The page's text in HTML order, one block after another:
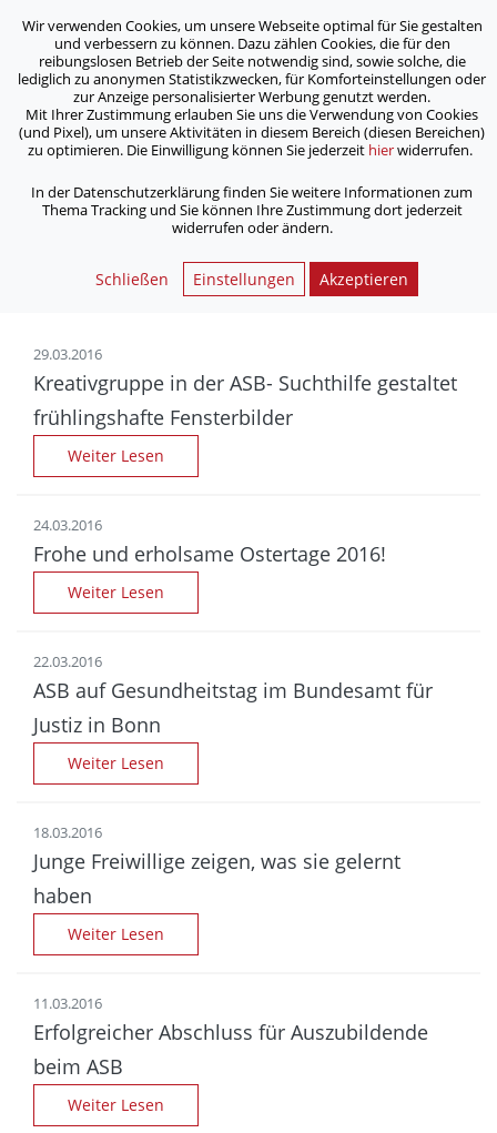
ASB Bonn/Rhein-Sieg/Eifel e.V.
bewegt Menschen
Archiv
Home / Archiv
Nachrichtenarchiv | ASB
Bonn/Rhein-Sieg/Eifel e.V.
29.03.2016
Kreativgruppe in der ASB- Sucht­hilfe gestaltet
früh­lings­hafte Fenster­bilder
Weiter Lesen
24.03.2016
Frohe und erholsame Ostertage 2016!
Weiter Lesen
22.03.2016
ASB auf Gesundheitstag im Bundesamt für
Justiz in Bonn
Weiter Lesen
18.03.2016
Junge Freiwillige zeigen, was sie gelernt
haben
Weiter Lesen
11.03.2016
Erfolgreicher Abschluss für Auszubildende
beim ASB
Weiter Lesen
Wir verwenden Cookies, um unsere Webseite optimal für Sie gestalten
und verbessern zu können. Dazu zählen Cookies, die für den
reibungslosen Betrieb der Seite notwendig sind, sowie solche, die
lediglich zu anonymen Statistikzwecken, für Komforteinstellungen oder
zur Anzeige personalisierter Werbung genutzt werden.
Mit Ihrer Zustimmung erlauben Sie uns die Verwendung von Cookies
(und Pixel), um unsere Aktivitäten in diesem Bereich (diesen Bereichen)
zu optimieren. Die Einwilligung können Sie jederzeit hierwiderrufen.
In der Datenschutzerklärung finden Sie weitere Informationen zum
Thema Tracking und Sie können Ihre Zustimmung dort jederzeit
widerrufen oder ändern.
Schließen Einstellungen Akzeptieren